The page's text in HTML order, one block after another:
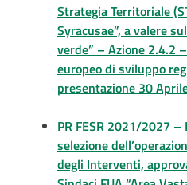
Strategia Territoriale
Syracusae”, a valere
verde” – Azione 2.4.2
europeo di sviluppo
presentazione 30
PR FESR 2021/2027
selezione
degli Interventi,